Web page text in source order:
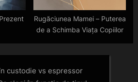
Rugăciunea Mamei – Puterea
de a Schimba Viața Copiilor
custodie vs espressor